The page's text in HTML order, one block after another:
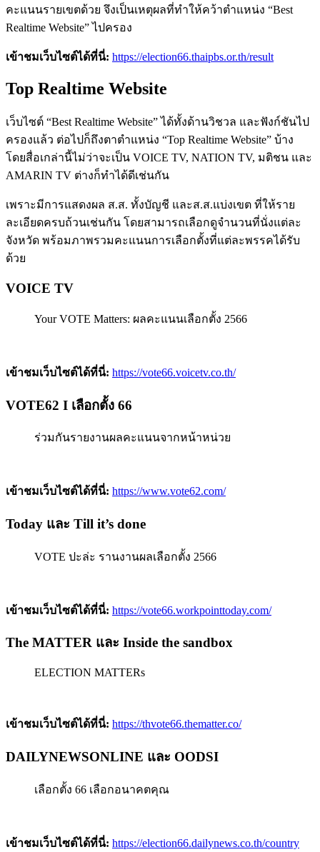
คะแนนรายเขตด้วย จึงเป็นเหตุผลที่ทำให้คว้าตำแหน่ง “Best
Realtime Website” ไปครอง
เข้าชมเว็บไซต์ได้ที่นี่: https://election66.thaipbs.or.th/result
Top Realtime Website
เว็บไซต์ “Best Realtime Website” ได้ทั้งด้านวิชวล และฟังก์ชันไป
ครองแล้ว ต่อไปก็ถึงตาตำแหน่ง “Top Realtime Website” บ้าง
โดยสื่อเกล่านี้ไม่ว่าจะเป็น VOICE TV, NATION TV, มติชน และ
AMARIN TV ต่างก็ทำได้ดีเช่นกัน
เพราะมีการแสดงผล ส.ส. ทั้งบัญชี และส.ส.แบ่งเขต ที่ให้ราย
ละเอียดครบถ้วนเช่นกัน โดยสามารถเลือกดูจำนวนที่นั่งแต่ละ
จังหวัด พร้อมภาพรวมคะแนนการเลือกตั้งที่แต่ละพรรคได้รับ
ด้วย
VOICE TV
Your VOTE Matters: ผลคะแนนเลือกตั้ง 2566
เข้าชมเว็บไซต์ได้ที่นี่: https://vote66.voicetv.co.th/
VOTE62 I เลือกตั้ง 66
ร่วมกันรายงานผลคะแนนจากหน้าหน่วย
เข้าชมเว็บไซต์ได้ที่นี่: https://www.vote62.com/
Today และ Till it’s done
VOTE ปะล่ะ รานงานผลเลือกตั้ง 2566
เข้าชมเว็บไซต์ได้ที่นี่: https://vote66.workpointtoday.com/
The MATTER และ Inside the sandbox
ELECTION MATTERs
เข้าชมเว็บไซต์ได้ที่นี่: https://thvote66.thematter.co/
DAILYNEWSONLINE และ OODSI
เลือกตั้ง 66 เลือกอนาคตคุณ
เข้าชมเว็บไซต์ได้ที่นี่: https://election66.dailynews.co.th/country